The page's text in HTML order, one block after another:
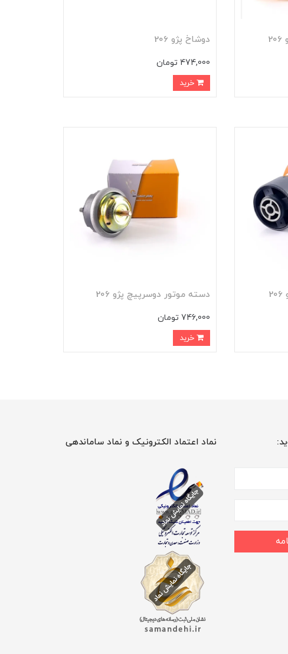
دوشاخ پژو 206
474,000 تومان
خرید
دسته موتور دوسرپيچ پژو 206
746,000 تومان
خرید
نماد اعتماد الکترونیک و نماد ساماندهی